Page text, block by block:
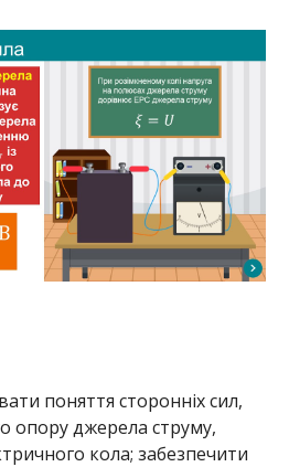
поняття сторонніх сил,
опору джерела струму,
кола; забезпечити